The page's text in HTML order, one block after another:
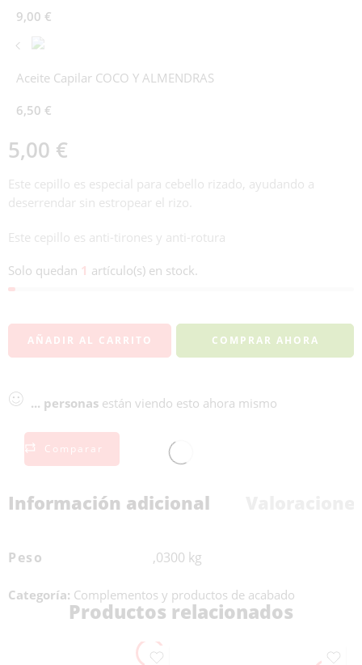
9,00 €
Aceite Capilar COCO Y ALMENDRAS
6,50 €
5,00 €
Este cepillo es especial para cebello rizado, ayudando a
deserrendar sin estropear el rizo.
Este cepillo es anti-tirones y anti-rotura
Solo quedan 1 artículo(s) en stock.
AÑADIR AL CARRITO COMPRAR AHORA
... personas están viendo esto ahora mismo
Comparar
Información adicional
Peso ,0300 kg
Categoría: Complementos y productos de acabado
Productos relacionados